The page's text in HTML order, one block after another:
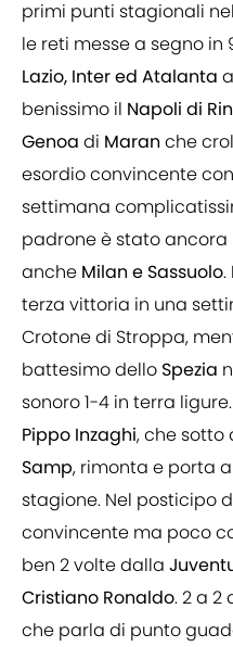
primi punti stagionali
le reti messe a segno
Lazio, Inter ed Atalanta
benissimo il Napoli di
Genoa di Maran che
esordio convincente
settimana
padrone è stato ancora
anche Milan e Sassuolo.
terza vittoria in una
Crotone di Stroppa,
battesimo dello Spezia
sonoro 1-4 in terra
Pippo Inzaghi, che sotto
Samp, rimonta e porta
stagione. Nel posticipo
convincente ma poco
ben 2 volte dalla
Cristiano Ronaldo. 2 a 2
che parla di punto